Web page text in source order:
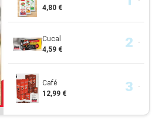
4,80 €
Cucal
4,59 €
Café
12,99 €